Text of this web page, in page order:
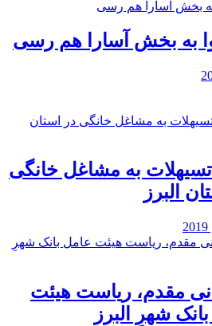
به بخش آسارا هم رسی
تسیهلات به مشاغل خانگی
البرز
مقدم، ریاست هیئت
شهرِ البرز